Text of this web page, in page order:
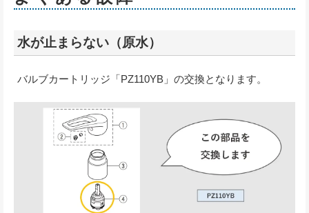
水が止まらない（原水）
バルブカートリッジ「PZ110YB」の交換となります。